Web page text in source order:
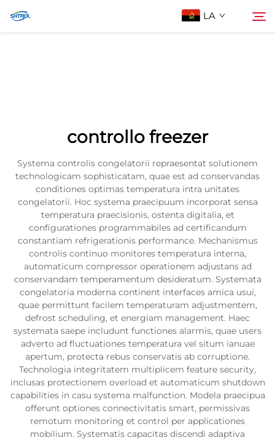
LA
controllo freezer
Systema controlis congelatorii repraesentat solutionem
technologicam sophisticatam, quae est ad conservandas
conditiones optimas temperatura intra unitates
congelatorii. Hoc systema praecipuum incorporat sensa
temperatura praecisionis, ostenta digitalia, et
configurationes programmabiles ad certificandum
constantiam refrigerationis performance. Mechanismus
controlis continuo monitores temperatura interna,
automaticum compressor operationem adjustans ad
conservandam temperamentum desideratum. Systemata
congelatoria moderna continent interfaces amica usui,
quae permittunt facilem temperaturam adjustmentem,
defrost scheduling, et energiam management. Haec
systemata saepe includunt functiones alarmis, quae users
adverto ad fluctuationes temperatura vel situm ianuae
apertum, protecta rebus conservatis ab corruptione.
Technologia integritatem multiplicem feature security,
inclusas protectionem overload et automaticum shutdown
capabilities in casu systema malfunction. Modela praecipua
offerunt optiones connectivitatis smart, permissivas
remotum monitoring et control per applicationes
mobilium. Systematis capacitas discendi adaptiva